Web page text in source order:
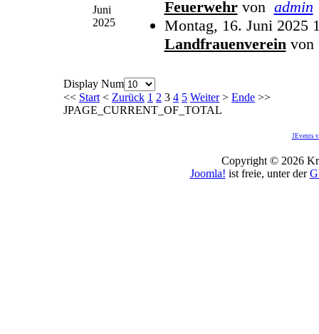
Juni
2025
Feuerwehrvon admin
Montag, 16. Juni 2025
Landfrauenvereinvon
Display Num
<< Start < Zurück 1 2 3 4 5 Weiter> Ende >>
JPAGE_CURRENT_OF_TOTAL
JEvents
Copyright © 2026
Joomla! ist freie, unter der